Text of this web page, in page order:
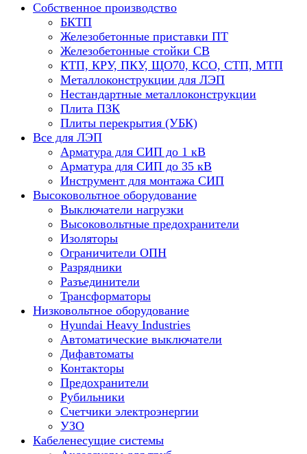
Собственное производство
БКТП
Железобетонные приставки ПТ
Железобетонные стойки СВ
КТП, КРУ, ПКУ, ЩО70, КСО, СТП, МТП
Металлоконструкции для ЛЭП
Нестандартные металлоконструкции
Плита ПЗК
Плиты перекрытия (УБК)
Все для ЛЭП
Арматура для СИП до 1 кВ
Арматура для СИП до 35 кВ
Инструмент для монтажа СИП
Высоковольтное оборудование
Выключатели нагрузки
Высоковольтные предохранители
Изоляторы
Ограничители ОПН
Разрядники
Разъединители
Трансформаторы
Низковольтное оборудование
Hyundai Heavy Industries
Автоматические выключатели
Дифавтоматы
Контакторы
Предохранители
Рубильники
Счетчики электроэнергии
УЗО
Кабеленесущие системы